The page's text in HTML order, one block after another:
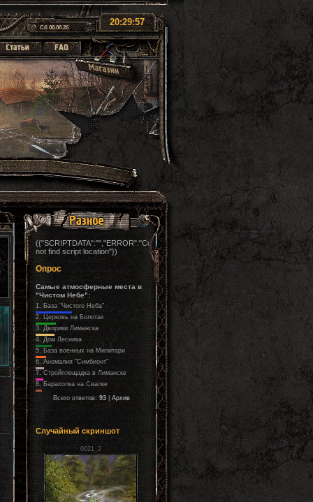
Сб 08.08.26
20:30:00
({"SCRIPTDATA":"","ERROR":"Could
not find script location"})
Опрос
Самые атмосферные места в
"Чистом Небе":
1. База "Чистого Неба"
2. Церковь на Болотах
3. Дворики Лиманска
4. Дом Лесника
5. База военных на Милитари
6. Аномалия "Симбионт"
7. Стройплощадка в Лиманске
8. Барахолка на Свалке
Всего ответов: 93| Архив
Случайный скриншот
0021_2